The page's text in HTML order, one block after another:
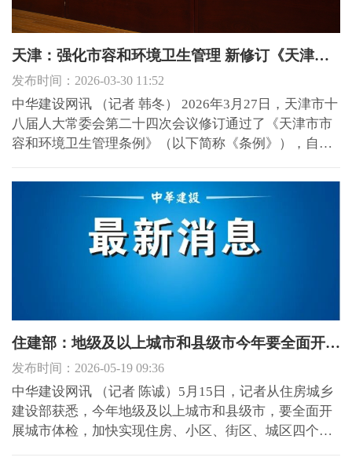
天津：强化市容和环境卫生管理 新修订《天津市市容和环境卫生管理条例》公布施行
发布时间：2026-03-30 11:52
中华建设网讯 （记者 韩冬） 2026年3月27日，天津市十
八届人大常委会第二十四次会议修订通过了《天津市市
容和环境卫生管理条例》（以下简称《条例》），自公
环境卫生管理，营造整洁美观、现代大气、文明有序、
开放包容、安全高效的城市环境，推进创新、宜居、美
住建部：地级及以上城市和县级市今年要全面开展城市体检工作
发布时间：2026-05-19 09:36
中华建设网讯 （记者 陈诚）5月15日，记者从住房城乡
建设部获悉，今年地级及以上城市和县级市，要全面开
展城市体检，加快实现住房、小区、街区、城区四个维